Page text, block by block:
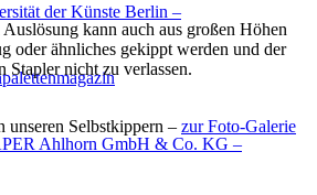
der Künste Berlin –
Ahlhorn GmbH & Co. KG –
kann auch aus großen Höhen
oder ähnliches gekippt werden und der
Stapler nicht zu verlassen.
unseren Selbstkippern – zur Foto-Galerie